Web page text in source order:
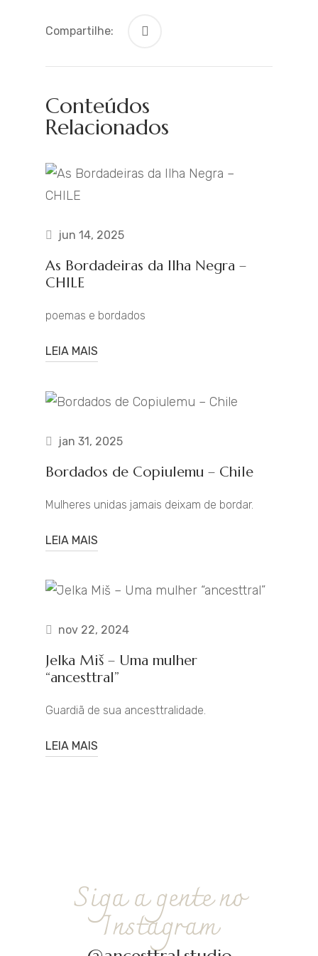
Compartilhe:
Conteúdos
Relacionados
jun 14, 2025
As Bordadeiras da Ilha Negra –
CHILE
poemas e bordados
LEIA MAIS
jan 31, 2025
Bordados de Copiulemu – Chile
Mulheres unidas jamais deixam de bordar.
LEIA MAIS
nov 22, 2024
Jelka Miš – Uma mulher
“ancesttral”
Guardiã de sua ancesttralidade.
LEIA MAIS
Siga a gente no
Instagram